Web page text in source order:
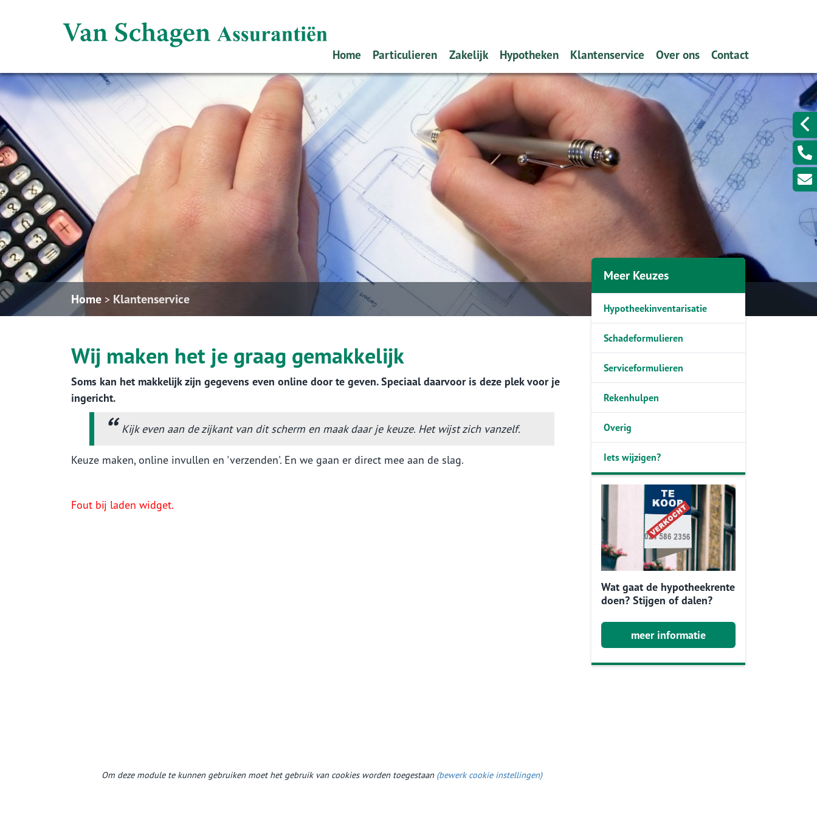
Home Particulieren
Schade melden
Verzekeren
Pensioen
Sparen
Zakelijk
Ondernemers
Werkgevers
Hypotheken
Oeps, een hypotheek (filmpje)
Alles over de hypotheekrentes
Zelf rekenen?
Offerte aanvragen?
Stappenplan
Klantenservice
Hypotheekinventarisatie
Serviceformulieren
Rekenhulpen
Overig
Iets wijzigen?
Over ons
Zo makkelijk: onze Service App
Wat doen wij?
Verzekeren
Hypotheekadvisering
Banksparen
Kredieten
Contact
Een klacht melden?
Home > Klantenservice
Wij maken het je graag gemakkelijk
Soms kan het makkelijk zijn gegevens even online door te geven. Speciaal daarvoor is deze plek voor je
ingericht.
Kijk even aan de zijkant van dit scherm en maak daar je keuze. Het wijst zich vanzelf.
Keuze maken, online invullen en 'verzenden'. En we gaan er direct mee aan de slag.
Fout bij laden widget.
Om deze module te kunnen gebruiken moet het gebruik van cookies worden toegestaan (bewerk cookie instellingen)
Meer Keuzes
Hypotheekinventarisatie
Schadeformulieren
Serviceformulieren
Rekenhulpen
Overig
Iets wijzigen?
Wat gaat de hypotheekrente
doen? Stijgen of dalen?
meer informatie